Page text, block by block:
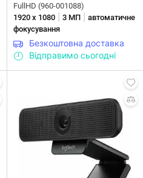
FullHD (960-001088)
1920 х 1080
3 МП
автоматичне
фокусування
Безкоштовна доставка
Відправимо сьогодні